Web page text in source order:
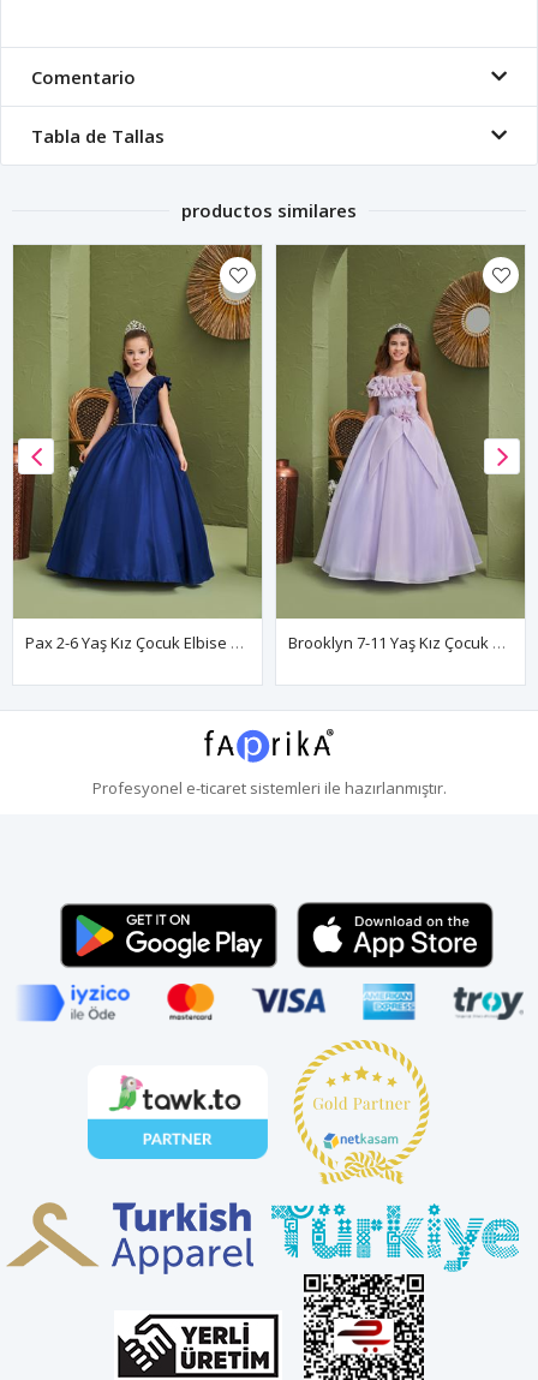
Comentario
Tabla de Tallas
productos similares
Pax 2-6 Yaş Kız Çocuk Elbise 20197 Parlament Brooklyn 7-11 Yaş Kız Çocuk Elbise 30169 Lila
Profesyonel e-ticaretsistemleri ile hazırlanmıştır.